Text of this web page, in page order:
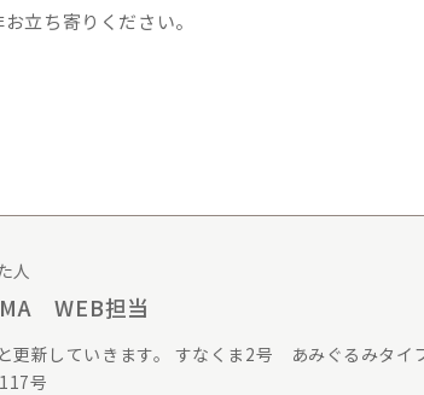
立ち寄りください。
人
WEB担当
更新していきます。 すなくま2号 あみぐるみタ
号